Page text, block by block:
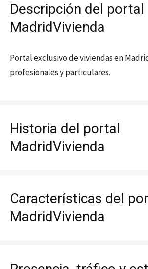
Descripción del portal
MadridVivienda
Portal exclusivo de viviendas en
profesionales y particulares.
Historia del portal
MadridVivienda
Características del
MadridVivienda